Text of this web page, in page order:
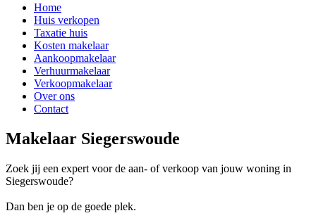
Home
Huis verkopen
Taxatie huis
Kosten makelaar
Aankoopmakelaar
Verhuurmakelaar
Verkoopmakelaar
Over ons
Contact
Makelaar Siegerswoude
Zoek jij een expert voor de aan- of verkoop van jouw woning in
Siegerswoude?
Dan ben je op de goede plek.